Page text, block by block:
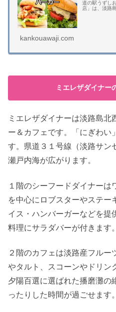
道の駅うずし
店」は、淡路
kankouawaji.com
ミエレザダイナー
ミエレザダイナーは淡路島
ー＆カフェです。「にぎわい
す。県道３１号線（淡路サン
瀬戸内海が広がります。
１階のシーフードダイナー
を中心にロブスターやステー
イス・ハンバーガーなどを提
料理にサラダバーが付きます。
２階のカフェは淡路産フル
やタルト、スコーンやドリン
夕陽百選に選ばれた播磨灘の
ったりした時間が過ごせます。